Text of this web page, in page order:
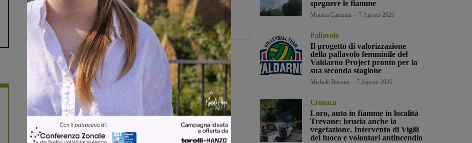
Direttore
Share
spegnere le fiamme
Monica Campani 7 Agosto 2026
Pallavolo
Il progetto di valorizzazione
della pallavolo femminile del
Valdarno Project pronto per la
sua seconda stagione
Michele Bossini 7 Agosto 2026
Cronaca
Loro, auto in fiamme in località
Trevane: brucia anche la
vegetazione. Intervento di Vigili
del fuoco e volontari antincendio